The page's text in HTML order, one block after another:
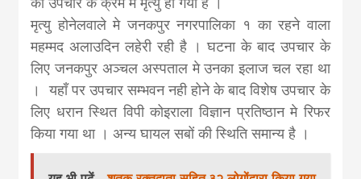
news,
khabar
मृत्यु होनेलवाले मे जनकपुर नगरपालिका १ का रहने वाला
महम्मद अलाउदिन लहेरी रही है । घटना के बाद उपचार के
लिए जनकपुर अञ्चल अस्पताल मे उनका इलाज चल रहा था
। यहाँ पर उपचार सम्भवन नही होने के बाद विशेष उपचार के
लिए धरान स्थित विपी कोइराला विज्ञान प्रतिष्ठान मे रिफर
किया गया था । अन्य घायल सबों की स्थिति समान्य है ।